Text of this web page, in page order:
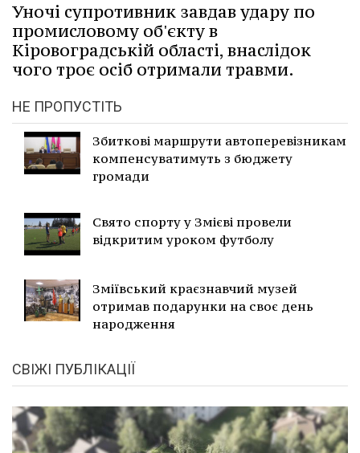
Уночі супротивник завдав удару по
промисловому об'єкту в
Кіровоградській області, внаслідок
чого троє осіб отримали травми.
НЕ ПРОПУСТІТЬ
Збиткові маршрути автоперевізникам
компенсуватимуть з бюджету
громади
Свято спорту у Змієві провели
відкритим уроком футболу
Зміївський краєзнавчий музей
отримав подарунки на своє день
народження
СВІЖІ ПУБЛІКАЦІЇ